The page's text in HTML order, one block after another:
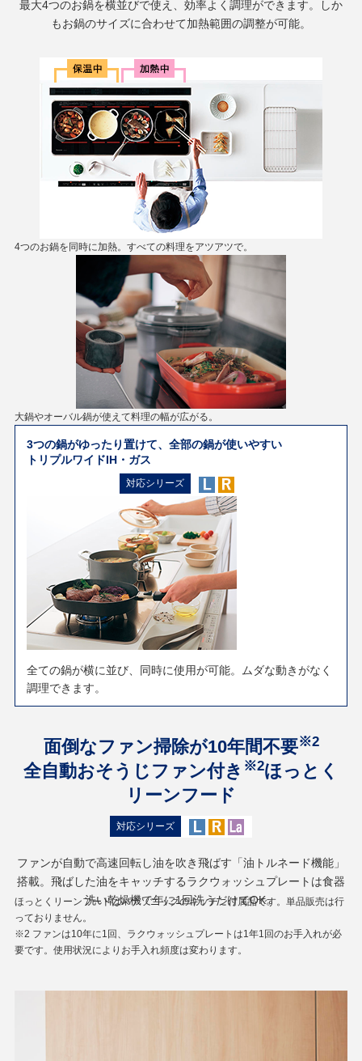
最大4つのお鍋を横並びで使え、効率よく調理ができます。しか
もお鍋のサイズに合わせて加熱範囲の調整が可能。
4つのお鍋を同時に加熱。すべての料理をアツアツで。
大鍋やオーバル鍋が使えて料理の幅が広がる。
3つの鍋がゆったり置けて、全部の鍋が使いやすい
トリプルワイドIH・ガス
対応シリーズ
全ての鍋が横に並び、同時に使用が可能。ムダな動きがなく
調理できます。
面倒なファン掃除が10年間不要※2
全自動おそうじファン付き ※2ほっとく
リーンフード
対応シリーズ
ファンが自動で高速回転し油を吹き飛ばす「油トルネード機能」
搭載。飛ばした油をキャッチするラクウォッシュプレートは食器
洗い乾燥機で年に1回洗うだけでOK。
ほっとくリーンフードはパナソニックのキッチン付属品です。単品販売は行
っておりません。
※2 ファンは10年に1回、ラクウォッシュプレートは1年1回のお手入れが必
要です。使用状況によりお手入れ頻度は変わります。